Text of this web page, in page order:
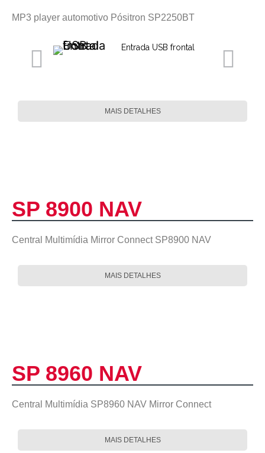
MP3 player automotivo Pósitron SP2250BT
Entrada USB frontal
MAIS DETALHES
SP 8900 NAV
Central Multimídia Mirror Connect SP8900 NAV
MAIS DETALHES
SP 8960 NAV
Central Multimídia SP8960 NAV Mirror Connect
MAIS DETALHES